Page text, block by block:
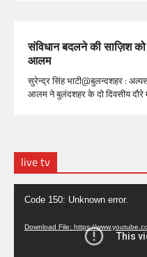
संविधान बदलने की साज़िश
आलम
सुरेन्द्र सिंह भाटी@बुलन्दशहर :
आलम ने बुलंदशहर के दो दिवसीय
live tv
Video
Player
Code 150: Unknown error.
Download File: https://